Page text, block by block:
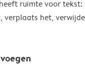
ruimte voor tekst:
verplaats het,